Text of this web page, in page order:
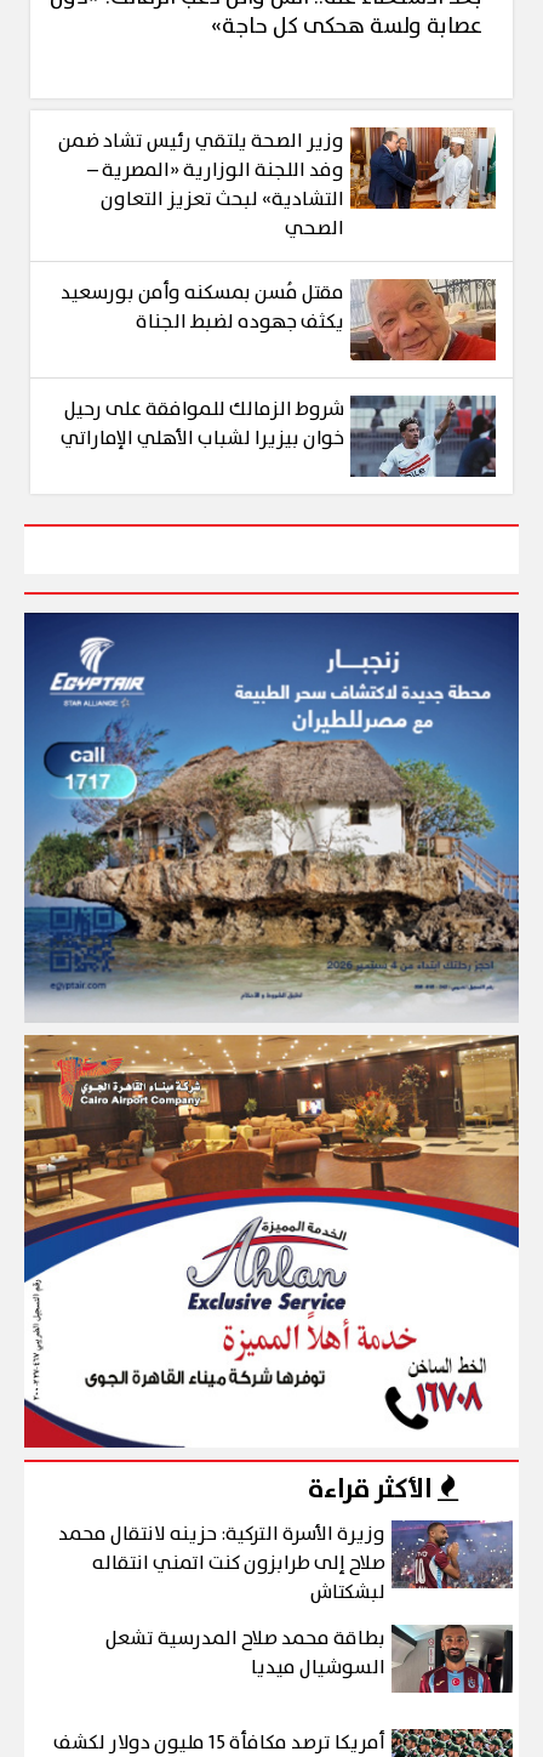
عصابة ولسة هحكى كل حاجة»
وزير الصحة يلتقي رئيس تشاد ضمن
وفد اللجنة الوزارية «المصرية –
التشادية» لبحث تعزيز التعاون
الصحي
مقتل مُسن بمسكنه وأمن بورسعيد
يكثف جهوده لضبط الجناة
شروط الزمالك للموافقة على رحيل
خوان بيزيرا لشباب الأهلي الإماراتي
الأكثر قراءة
وزيرة الأسرة التركية: حزينه لانتقال محمد
صلاح إلى طرابزون كنت اتمني انتقاله
لبشكتاش
بطاقة محمد صلاح المدرسية تشعل
السوشيال ميديا
أمريكا ترصد مكافأة 15 مليون دولار لكشف